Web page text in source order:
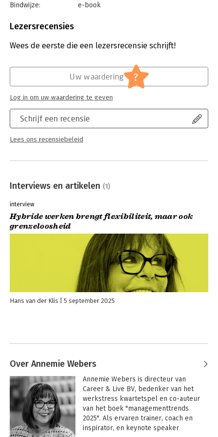
Bindwijze:
e-book
Bestandsformaat:
Uitgever:
Uitgeverij Haystack
Hoofdrubriek: Personeelsmanagement
Lezersrecensies
Wees de eerste die een lezersrecensie schrijft!
Schrijf een recensie
Lees ons recensiebeleid
Uw waardering ?
Log in om uw waardering te geven
Interviews en artikelen (1)
interview
Hybride werken brengt flexibiliteit, maar ook
grenzeloosheid
Hans van der Klis 5 september 2025
Over Annemie Webers
Annemie Webers is directeur van
Career & Live BV, bedenker van het
werkstress kwartetspel en co-auteur
van het boek "managementtrends
2025". Als ervaren trainer, coach en
inspirator, en keynote speaker